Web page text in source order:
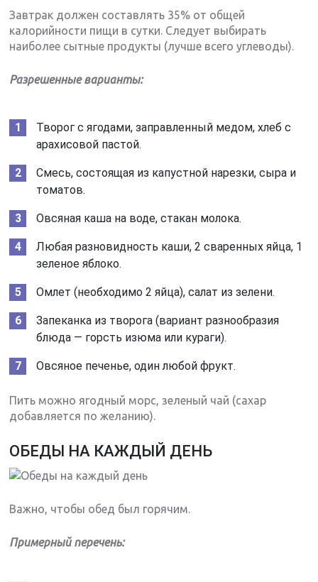
Завтрак должен составлять 35% от общей
калорийности пищи в сутки. Следует выбирать
наиболее сытные продукты (лучше всего углеводы).
Разрешенные варианты:
Творог с ягодами, заправленный медом, хлеб с
арахисовой пастой.
Смесь, состоящая из капустной нарезки, сыра и
томатов.
Овсяная каша на воде, стакан молока.
Любая разновидность каши, 2 сваренных яйца, 1
зеленое яблоко.
Омлет (необходимо 2 яйца), салат из зелени.
Запеканка из творога (вариант разнообразия
блюда — горсть изюма или кураги).
Овсяное печенье, один любой фрукт.
Пить можно ягодный морс, зеленый чай (сахар
добавляется по желанию).
ОБЕДЫ НА КАЖДЫЙ ДЕНЬ
Важно, чтобы обед был горячим.
Примерный перечень: